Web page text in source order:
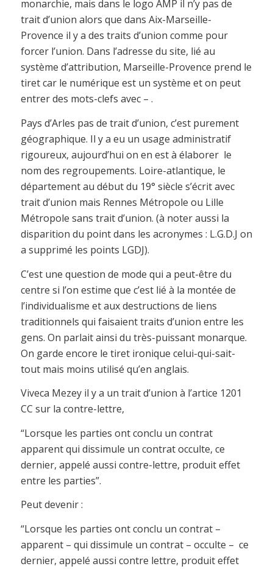
monarchie, mais dans le logo AMP il n’y pas de
trait d’union alors que dans Aix-Marseille-
Provence il y a des traits d’union comme pour
forcer l’union. Dans l’adresse du site, lié au
système d’attribution, Marseille-Provence prend le
tiret car le numérique est un système et on peut
entrer des mots-clefs avec – .
Pays d’Arles pas de trait d’union, c’est purement
géographique. Il y a eu un usage administratif
rigoureux, aujourd’hui on en est à élaborer le
nom des regroupements. Loire-atlantique, le
département au début du 19° siècle s’écrit avec
trait d’union mais Rennes Métropole ou Lille
Métropole sans trait d’union. (à noter aussi la
disparition du point dans les acronymes : L.G.D.J on
a supprimé les points LGDJ).
C’est une question de mode qui a peut-être du
centre si l’on estime que c’est lié à la montée de
l’individualisme et aux destructions de liens
traditionnels qui faisaient traits d’union entre les
gens. On parlait ainsi du très-puissant monarque.
On garde encore le tiret ironique celui-qui-sait-
tout mais moins utilisé qu’en anglais.
Viveca Mezey il y a un trait d’union à l’artice 1201
CC sur la contre-lettre,
“Lorsque les parties ont conclu un contrat
apparent qui dissimule un contrat occulte, ce
dernier, appelé aussi contre-lettre, produit effet
entre les parties”.
Peut devenir :
“Lorsque les parties ont conclu un contrat –
apparent – qui dissimule un contrat – occulte – ce
dernier, appelé aussi contre lettre, produit effet